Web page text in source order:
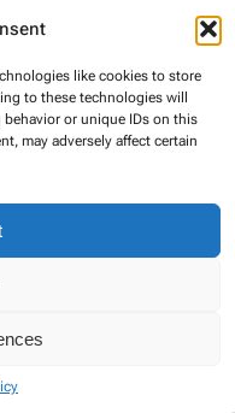
like cookies to store
to these technologies will
or unique IDs on this
may adversely affect certain